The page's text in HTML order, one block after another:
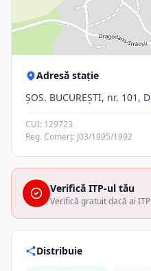
Adresă stație
ŞOS. BUCUREŞTI, nr.
CUI: 129723
Reg. Comerț: J03/1995/1992
Verifică ITP-ul tău
Verifică gratuit dacă ai
Distribuie